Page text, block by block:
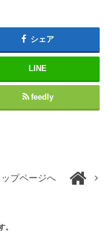
シェア
LINE
feedly
ップページへ
。